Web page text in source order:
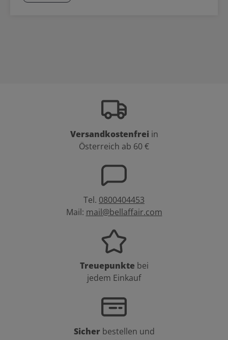
Versandkostenfrei in
Österreich ab 60 €
Tel. 0800404453
Mail: mail@bellaffair.com
Treuepunkte bei
jedem Einkauf
Sicher bestellen und